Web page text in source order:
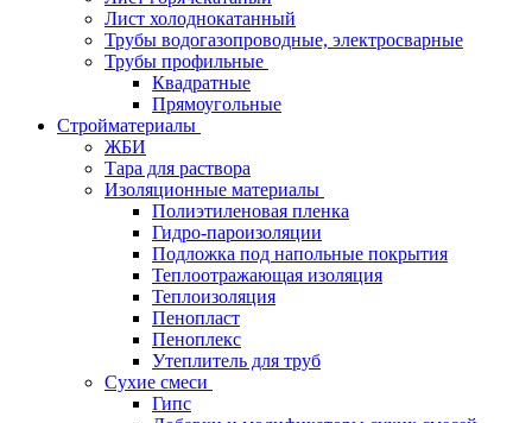
Лист холоднокатанный
Трубы водогазопроводные, электросварные
Трубы профильные
Квадратные
Прямоугольные
Стройматериалы
ЖБИ
Тара для раствора
Изоляционные материалы
Полиэтиленовая пленка
Гидро-пароизоляции
Подложка под напольные покрытия
Теплоотражающая изоляция
Теплоизоляция
Пенопласт
Пеноплекс
Утеплитель для труб
Сухие смеси
Гипс